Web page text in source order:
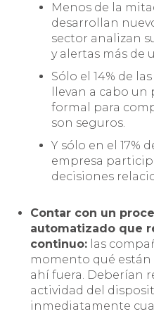
Menos de la
desarrollan
sector analizan
y alertas más de
Sólo el 14% de
llevan a cabo
formal para
son seguros.
Y sólo en el 17%
empresa
decisiones
Contar con un
automatizado que
continuo: las
momento qué
ahí fuera. Deberían
actividad del
inmediatamente